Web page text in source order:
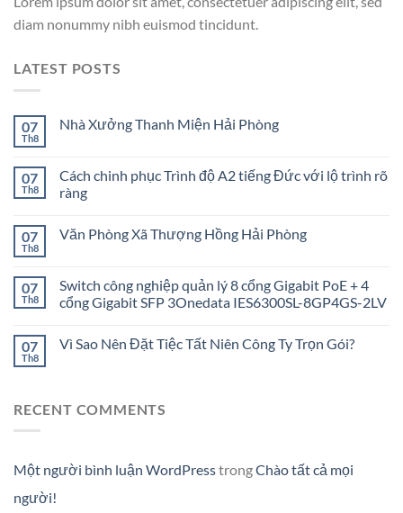
diam nonummy nibh euismod tincidunt.
LATEST POSTS
07
Th8
Nhà Xưởng Thanh Miện Hải Phòng
07
Th8
Cách chinh phục Trình độ A2 tiếng Đức với lộ trình rõ
ràng
07
Th8
Văn Phòng Xã Thượng Hồng Hải Phòng
07
Th8
Switch công nghiệp quản lý 8 cổng Gigabit PoE + 4
cổng Gigabit SFP 3Onedata IES6300SL-8GP4GS-2LV
07
Th8
Vì Sao Nên Đặt Tiệc Tất Niên Công Ty Trọn Gói?
RECENT COMMENTS
Một người bình luận WordPresstrongChào tất cả mọi
người!